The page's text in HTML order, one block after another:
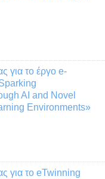
για το έργο e-
AI and Novel
Environments»
για το eTwinning